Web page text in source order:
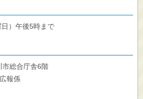
）午後5時まで
市総合庁舎6階
報係